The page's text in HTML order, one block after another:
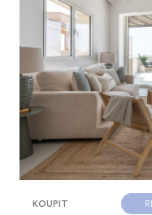
KOUPIT